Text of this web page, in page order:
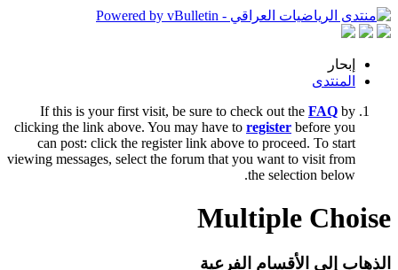
إبحار
المنتدى
If this is your first visit, be sure to check out the FAQ by
clicking the link above. You may have to register before you
can post: click the register link above to proceed. To start
viewing messages, select the forum that you want to visit from
the selection below.
Multiple Choise
الذهاب إلى الأقسام الفرعية